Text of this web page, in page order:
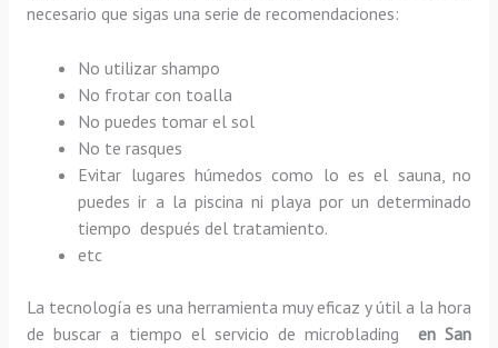
necesario que sigas una serie de recomendaciones:
No utilizar shampo
No frotar con toalla
No puedes tomar el sol
No te rasques
Evitar lugares húmedos como lo es el sauna, no
puedes ir a la piscina ni playa por un determinado
tiempo después del tratamiento.
etc
La tecnología es una herramienta muy eficaz y útil a la hora
de buscar a tiempo el servicio de microblading en San